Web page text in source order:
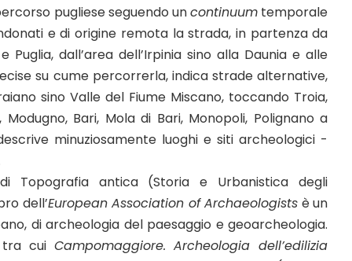
pugliese seguendo uncontinuum temporale
e di origine remota la strada, in partenza da
dall’area dell’Irpinia sino alla Daunia e alle
su cume percorrerla, indica strade alternative,
sino Valle del Fiume Miscano, toccando Troia,
Bari, Mola di Bari, Monopoli, Polignano a
minuziosamente luoghi e siti archeologici -
Topografia antica (Storia e Urbanistica degli
dell’European Association of Archaeologists è un
di archeologia del paesaggio e geoarcheologia.
tra cui Campomaggiore. Archeologia dell’edilizia